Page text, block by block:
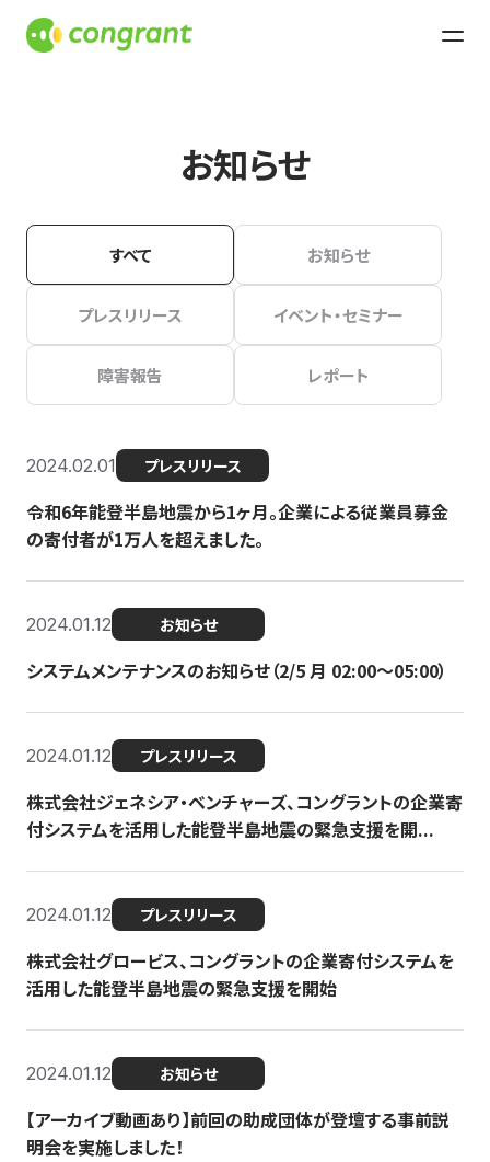
お知らせ
すべて お知らせ
プレスリリース イベント・セミナー
障害報告 レポート
2024.02.01 プレスリリース
令和6年能登半島地震から1ヶ月。企業による従業員募金
の寄付者が1万人を超えました。
2024.01.12 お知らせ
システムメンテナンスのお知らせ（2/5 月 02:00〜05:00）
2024.01.12 プレスリリース
株式会社ジェネシア・ベンチャーズ、コングラントの企業寄
付システムを活用した能登半島地震の緊急支援を開...
2024.01.12 プレスリリース
株式会社グロービス、コングラントの企業寄付システムを
活用した能登半島地震の緊急支援を開始
2024.01.12 お知らせ
【アーカイブ動画あり】前回の助成団体が登壇する事前説
明会を実施しました！